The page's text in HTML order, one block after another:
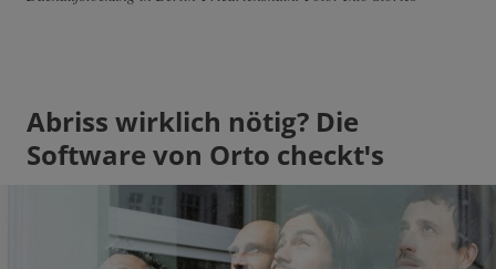
Abriss wirklich nötig? Die
Software von Orto checktꞌs